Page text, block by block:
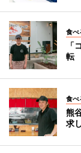
食べ
「
転
食べ
熊
求